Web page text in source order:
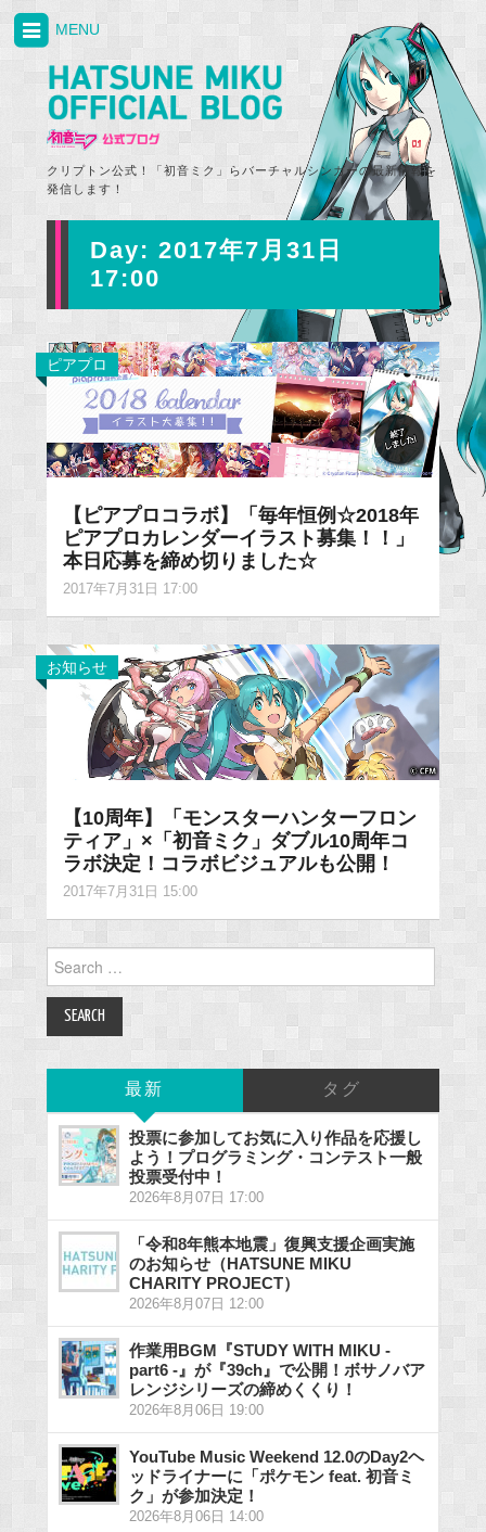
クリプトン公式！「初音ミク」らバーチャルシンガーの最新情報を
発信します！
MENU
Day: 2017年7月31日
17:00
ピアプロ
【ピアプロコラボ】「毎年恒例☆2018年
ピアプロカレンダーイラスト募集！！」
本日応募を締め切りました☆
2017年7月31日 17:00
お知らせ
【10周年】「モンスターハンターフロン
ティア」×「初音ミク」ダブル10周年コ
ラボ決定！コラボビジュアルも公開！
2017年7月31日 15:00
for:
最新 タグ
投票に参加してお気に入り作品を応援し
よう！プログラミング・コンテスト一般
投票受付中！
2026年8月07日 17:00
「令和8年熊本地震」復興支援企画実施
のお知らせ（HATSUNE MIKU
CHARITY PROJECT）
2026年8月07日 12:00
作業用BGM『STUDY WITH MIKU -
part6 -』が『39ch』で公開！ボサノバア
レンジシリーズの締めくくり！
2026年8月06日 19:00
YouTube Music Weekend 12.0のDay2ヘ
ッドライナーに「ポケモン feat. 初音ミ
ク」が参加決定！
2026年8月06日 14:00